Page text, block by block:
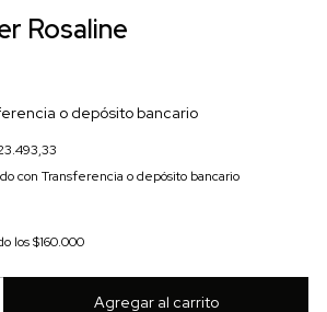
Rosaline
o depósito bancario
con Transferencia o depósito bancario
los$160.000